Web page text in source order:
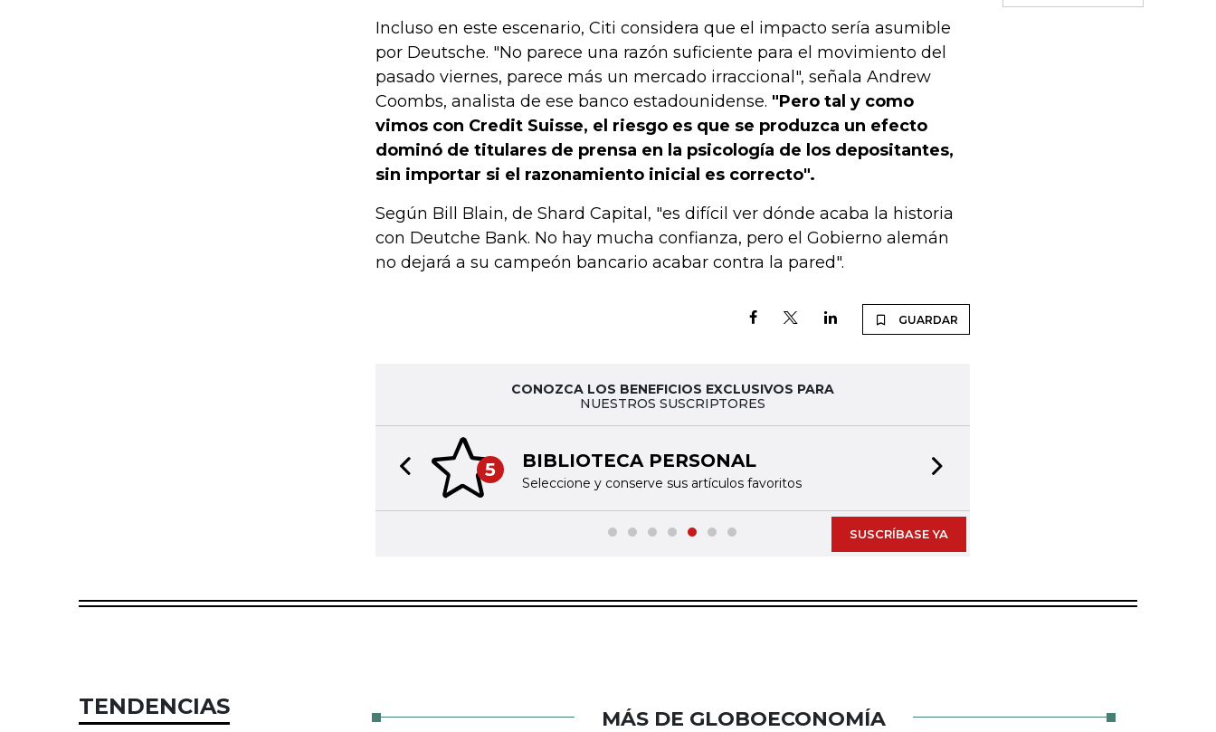
Incluso en este escenario, Citi considera que el impacto sería asumible
por Deutsche. "No parece una razón suficiente para el movimiento del
pasado viernes, parece más un mercado irraccional", señala Andrew
Coombs, analista de ese banco estadounidense. "Pero tal y como
vimos con Credit Suisse, el riesgo es que se produzca un efecto
dominó de titulares de prensa en la psicología de los depositantes,
sin importar si el razonamiento inicial es correcto".
Según Bill Blain, de Shard Capital, "es difícil ver dónde acaba la historia
con Deutche Bank. No hay mucha confianza, pero el Gobierno alemán
no dejará a su campeón bancario acabar contra la pared".
GUARDAR
CONOZCA LOS BENEFICIOS EXCLUSIVOS PARA
NUESTROS SUSCRIPTORES
5 BIBLIOTECA PERSONAL
Seleccione y conserve sus artículos favoritos
Previous slide
SUSCRÍBASE YA
TENDENCIAS MÁS DE GLOBOECONOMÍA